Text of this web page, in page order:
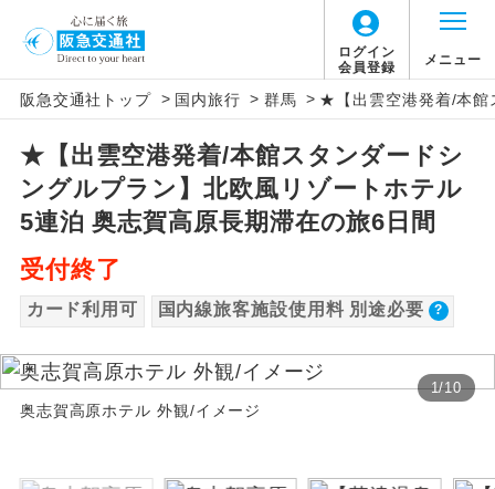
ログイン
会員登録
メニュー
阪急交通社トップ > 国内旅行 > 群馬 > ★【出雲空港発着/本館
★【出雲空港発着/本館スタンダードシ
ングルプラン】北欧風リゾートホテル
5連泊 奥志賀高原長期滞在の旅6日間
受付終了
カード利用可 国内線旅客施設使用料 別途必要
1/10
奥志賀高原ホテル 外観/イメージ
【国内旅客施設使用料について】
旅行代金に国内旅客施設使用料は含まれてお
りません。別途お支払いが必要となります。
羽田空港往復：大人900円、子供900円
2026/10/6〜2027/6/4 羽田空港往復：大人
2027/6/5〜 羽田空港往復：大人1,180円、子
供1,180円
アイコン 説明
添乗員同行
往路出発空港（駅）から復路到着空港
（駅）まで同行します。
行
バスガイド乗
バスガイドが乗務し、車内での観光案内
新コース 初登場のコースです。
然遺産を訪ねるコースです。